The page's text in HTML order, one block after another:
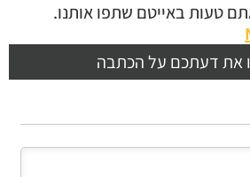
טעות באייטם שתפו אותנו.
את דעתכם על הכתבה